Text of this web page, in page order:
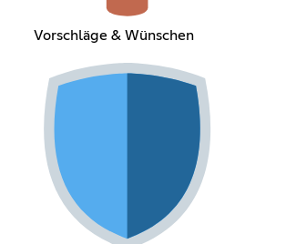
Vorschläge & Wünschen